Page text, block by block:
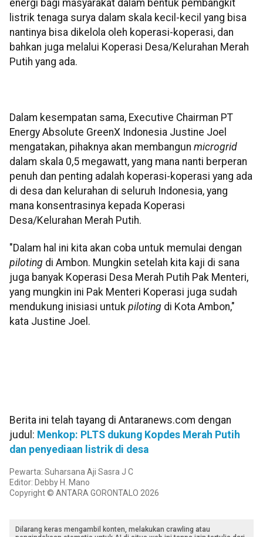
energi bagi masyarakat dalam bentuk pembangkit
listrik tenaga surya dalam skala kecil-kecil yang bisa
nantinya bisa dikelola oleh koperasi-koperasi, dan
bahkan juga melalui Koperasi Desa/Kelurahan Merah
Putih yang ada.
Dalam kesempatan sama, Executive Chairman PT
Energy Absolute GreenX Indonesia Justine Joel
mengatakan, pihaknya akan membangun microgrid
dalam skala 0,5 megawatt, yang mana nanti berperan
penuh dan penting adalah koperasi-koperasi yang ada
di desa dan kelurahan di seluruh Indonesia, yang
mana konsentrasinya kepada Koperasi
Desa/Kelurahan Merah Putih.
"Dalam hal ini kita akan coba untuk memulai dengan
piloting di Ambon. Mungkin setelah kita kaji di sana
juga banyak Koperasi Desa Merah Putih Pak Menteri,
yang mungkin ini Pak Menteri Koperasi juga sudah
mendukung inisiasi untuk piloting di Kota Ambon,"
kata Justine Joel.
Berita ini telah tayang di Antaranews.com dengan
judul: Menkop: PLTS dukung Kopdes Merah Putih
dan penyediaan listrik di desa
Pewarta: Suharsana Aji Sasra J C
Editor: Debby H. Mano
Copyright © ANTARA GORONTALO 2026
Dilarang keras mengambil konten, melakukan crawling atau